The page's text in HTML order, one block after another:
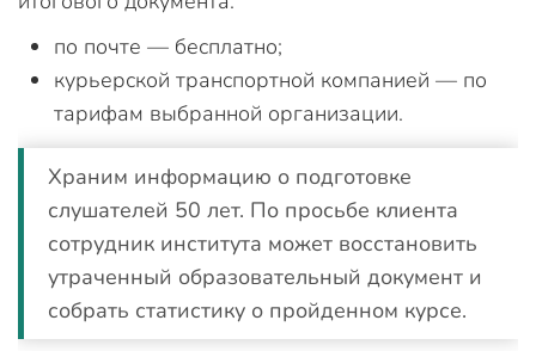
по почте — бесплатно;
курьерской транспортной компанией — по
тарифам выбранной организации.
Храним информацию о подготовке
слушателей 50 лет. По просьбе клиента
сотрудник института может восстановить
утраченный образовательный документ и
собрать статистику о пройденном курсе.